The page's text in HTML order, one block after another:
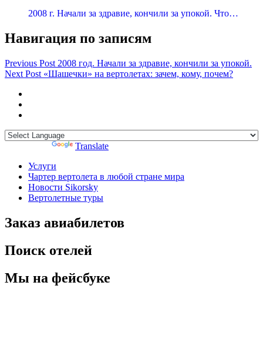
2008 г. Начали за здравие, кончили за упокой. Что…
Навигация по записям
Previous Post 2008 год. Начали за здравие, кончили за упокой.
Next Post «Шашечки» на вертолетах: зачем, кому, почем?
Translate
Услуги
Чартер вертолета в любой стране мира
Новости Sikorsky
Вертолетные туры
Заказ авиабилетов
Поиск отелей
Мы на фейсбуке